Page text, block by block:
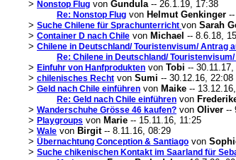
> Nonstop Flug von Gundula-- 26.1.19, 17:38
Re: Nonstop Flug von Helmut Genkinger
> Suche Chilene für Sprachunterricht von Sarah
> Container D nach Chile von Michael -- 8.6.18,
> Chilene in Deutschland/ Touristenvisum/ Antrag
Re: Chilene in Deutschland/
> Einfuhr von Hanfprodukten von Tobi --
> chilenisches Recht von Sumi -- 30.12.16, 22:08
> Geld nach Chile einführen von Maike --
Re: Geld nach Chile einführen von
> Wanderschuhe Grösse 46 kaufen? von Oliver --
> Playgroups von Marie -- 15.11.16, 11:25
> Wale von Birgit-- 8.11.16, 08:29
> Übernachtung Conception & Santiago von
> Suche chikenischen Kontakt im Saarland für